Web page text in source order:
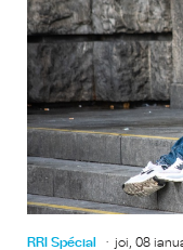
RRI Spécial joi, 08